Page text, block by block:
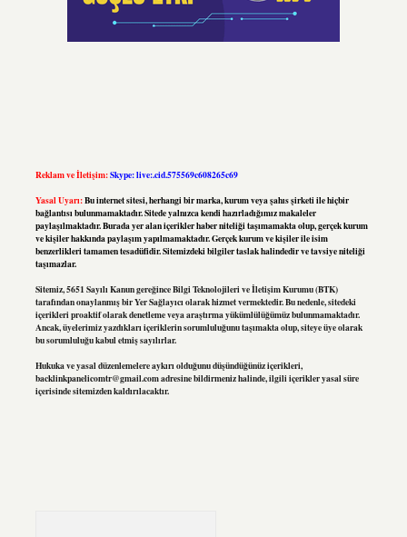
Reklam ve İletişim:Skype: live:.cid.575569c608265c69
Yasal Uyarı:Bu internet sitesi, herhangi bir marka, kurum veya şahıs şirketi ile hiçbir
bağlantısı bulunmamaktadır. Sitede yalnızca kendi hazırladığımız makaleler
paylaşılmaktadır. Burada yer alan içerikler haber niteliği taşımamakta olup, gerçek kurum
ve kişiler hakkında paylaşım yapılmamaktadır. Gerçek kurum ve kişiler ile isim
benzerlikleri tamamen tesadüfidir. Sitemizdeki bilgiler taslak halindedir ve tavsiye niteliği
taşımazlar.
Sitemiz, 5651 Sayılı Kanun gereğince Bilgi Teknolojileri ve İletişim Kurumu (BTK)
tarafından onaylanmış bir Yer Sağlayıcı olarak hizmet vermektedir. Bu nedenle, sitedeki
içerikleri proaktif olarak denetleme veya araştırma yükümlülüğümüz bulunmamaktadır.
Ancak, üyelerimiz yazdıkları içeriklerin sorumluluğunu taşımakta olup, siteye üye olarak
bu sorumluluğu kabul etmiş sayılırlar.
Hukuka ve yasal düzenlemelere aykırı olduğunu düşündüğünüz içerikleri,
backlinkpanelicomtr@gmail.comadresine bildirmeniz halinde, ilgili içerikler yasal süre
içerisinde sitemizden kaldırılacaktır.